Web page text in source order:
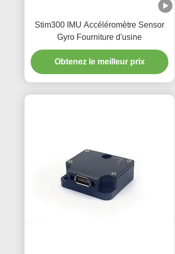
Stim300 IMU Accéléromètre Sensor
Gyro Fourniture d'usine
Obtenez le meilleur prix